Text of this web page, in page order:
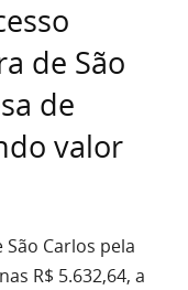
de São
de
valor
Carlos pela
R$ 5.632,64, a